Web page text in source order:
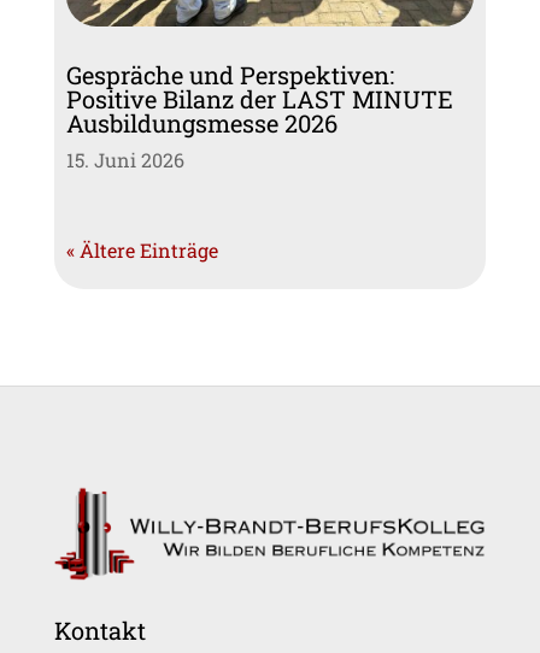
Gespräche und Perspektiven:
Positive Bilanz der LAST MINUTE
Ausbildungsmesse 2026
15. Juni 2026
« Ältere Einträge
Kontakt